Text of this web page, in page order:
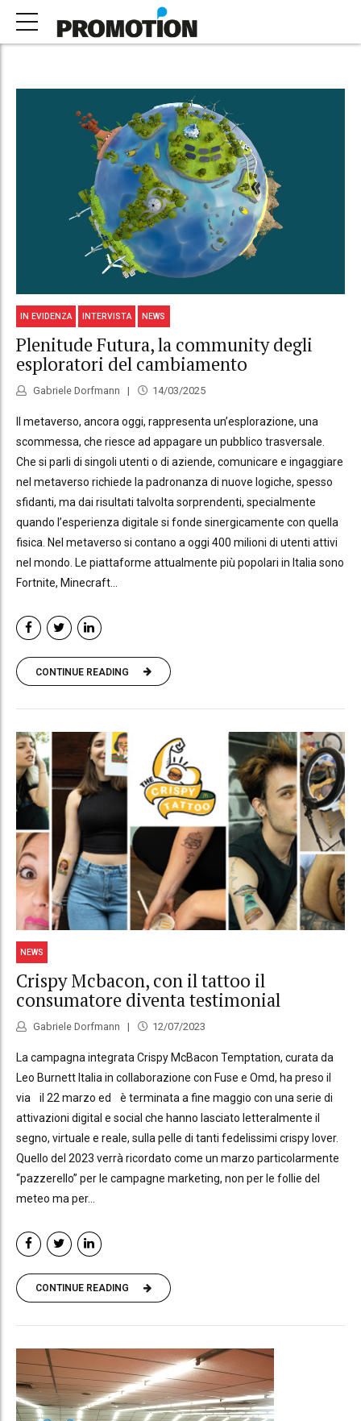
IN EVIDENZA INTERVISTA NEWS
Plenitude Futura, la community degli
esploratori del cambiamento
Gabriele Dorfmann 14/03/2025
Il metaverso, ancora oggi, rappresenta un’esplorazione, una
scommessa, che riesce ad appagare un pubblico trasversale.
Che si parli di singoli utenti o di aziende, comunicare e ingaggiare
nel metaverso richiede la padronanza di nuove logiche, spesso
sfidanti, ma dai risultati talvolta sorprendenti, specialmente
quando l’esperienza digitale si fonde sinergicamente con quella
fisica. Nel metaverso si contano a oggi 400 milioni di utenti attivi
nel mondo. Le piattaforme attualmente più popolari in Italia sono
Fortnite, Minecraft...
CONTINUE READING
NEWS
Crispy Mcbacon, con il tattoo il
consumatore diventa testimonial
Gabriele Dorfmann 12/07/2023
La campagna integrata Crispy McBacon Temptation, curata da
Leo Burnett Italia in collaborazione con Fuse e Omd, ha preso il
via il 22 marzo ed è terminata a fine maggio con una serie di
attivazioni digital e social che hanno lasciato letteralmente il
segno, virtuale e reale, sulla pelle di tanti fedelissimi crispy lover.
Quello del 2023 verrà ricordato come un marzo particolarmente
“pazzerello” per le campagne marketing, non per le follie del
meteo ma per...
CONTINUE READING